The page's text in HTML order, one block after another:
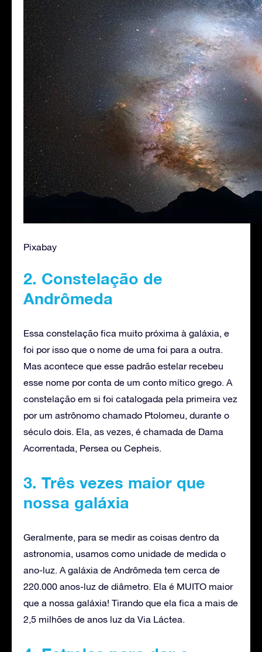
Pixabay
2. Constelação de
Andrômeda
Essa constelação fica muito próxima à galáxia, e
foi por isso que o nome de uma foi para a outra.
Mas acontece que esse padrão estelar recebeu
esse nome por conta de um conto mítico grego. A
constelação em si foi catalogada pela primeira vez
por um astrônomo chamado Ptolomeu, durante o
século dois. Ela, as vezes, é chamada de Dama
Acorrentada, Persea ou Cepheis.
3. Três vezes maior que
nossa galáxia
Geralmente, para se medir as coisas dentro da
astronomia, usamos como unidade de medida o
ano-luz. A galáxia de Andrômeda tem cerca de
220.000 anos-luz de diâmetro. Ela é MUITO maior
que a nossa galáxia! Tirando que ela fica a mais de
2,5 milhões de anos luz da Via Láctea.